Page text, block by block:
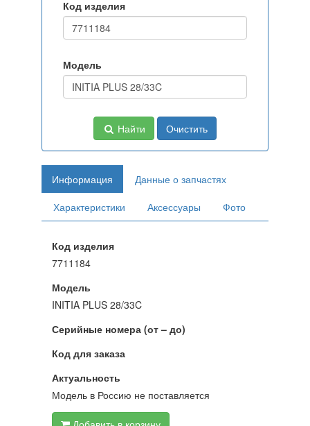
Код изделия
Модель
Найти Очистить
Информация
Данные о запчастях
Характеристики
Аксессуары Фото
Код изделия
7711184
Модель
INITIA PLUS 28/33C
Серийные номера (от – до)
Код для заказа
Актуальность
Модель в Россию не поставляется